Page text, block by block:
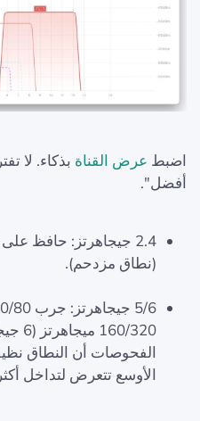
اضبط عرض القناة بذكاء. لا
أفضل".
(نطاق مزدحم).
160/
الفحوصات أن النطاق
الأوسع تتعرض لتداخل